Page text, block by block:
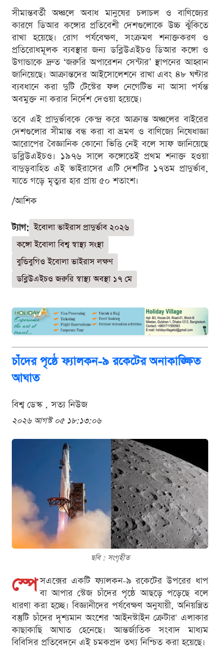
সীমান্তবর্তী অঞ্চলে অবাধ মানুষের চলাচল ও বাণিজ্যের
কারণে ডিআর কঙ্গোর প্রতিবেশী দেশগুলোকে উচ্চ ঝুঁকিতে
রাখা হয়েছে। রোগ পর্যবেক্ষণ, সংক্রমণ শনাক্তকরণ ও
প্রতিরোধমূলক ব্যবস্থার জন্য ডব্লিউএইচও ডিআর কঙ্গো ও
উগান্ডাকে দ্রুত ‘জরুরি অপারেশন সেন্টার’ স্থাপনের আহ্বান
জানিয়েছে। আক্রান্তদের আইসোলেশনে রাখা এবং ৪৮ ঘণ্টার
ব্যবধানে করা দুটি টেস্টের ফল নেগেটিভ না আসা পর্যন্ত
অবমুক্ত না করার নির্দেশ দেওয়া হয়েছে।
তবে এই প্রাদুর্ভাবকে কেন্দ্র করে আক্রান্ত অঞ্চলের বাইরের
দেশগুলোর সীমান্ত বন্ধ করা বা ভ্রমণ ও বাণিজ্যে নিষেধাজ্ঞা
আরোপের বৈজ্ঞানিক কোনো ভিত্তি নেই বলে সাফ জানিয়েছে
ডব্লিউএইচও। ১৯৭৬ সালে কঙ্গোতেই প্রথম শনাক্ত হওয়া
বাদুড়বাহিত এই ভাইরাসের এটি দেশটির ১৭তম প্রাদুর্ভাব,
যাতে গড়ে মৃত্যুর হার প্রায় ৫০ শতাংশ।
/আশিক
ট্যাগ: ইবোলা ভাইরাস প্রাদুর্ভাব ২০২৬
কঙ্গো ইবোলা বিশ্ব স্বাস্থ্য সংস্থা
বুন্ডিবুগিও ইবোলা ভাইরাস লক্ষণ
ডব্লিউএইচও জরুরি স্বাস্থ্য অবস্থা ১৭ মে
চাঁদের পৃষ্ঠে ফ্যালকন-৯ রকেটের অনাকাঙ্ক্ষিত
আঘাত
বিশ্ব ডেস্ক . সত্য নিউজ
২০২৬ আগস্ট ০৫ ১৮:১৩:০৬
ছবি : সংগৃহীত
স্পে সএক্সের একটি ফ্যালকন-৯ রকেটের উপরের ধাপ
বা আপার স্টেজ চাঁদের পৃষ্ঠে আছড়ে পড়েছে বলে
ধারণা করা হচ্ছে। বিজ্ঞানীদের পর্যবেক্ষণ অনুযায়ী, অনিয়ন্ত্রিত
বস্তুটি চাঁদের দৃশ্যমান অংশের 'আইনস্টাইন ক্রেটার' এলাকার
কাছাকাছি আঘাত হেনেছে। আন্তর্জাতিক সংবাদ মাধ্যম
বিবিসির প্রতিবেদনে এই চমকপ্রদ তথ্য নিশ্চিত করা হয়েছে।